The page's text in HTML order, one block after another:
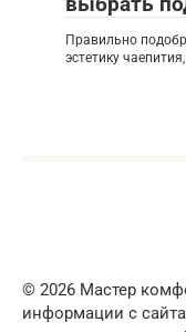
Правильно
эстетику
© 2026 Мастер
информации с сайта